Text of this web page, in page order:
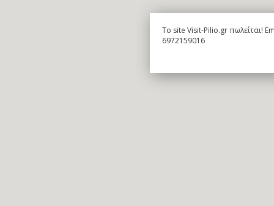
To site Visit-Pilio.gr πωλείται!
6972159016